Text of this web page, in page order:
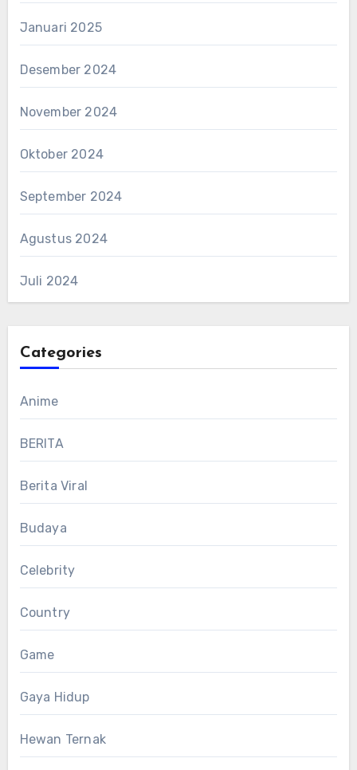
Januari 2025
Desember 2024
November 2024
Oktober 2024
September 2024
Agustus 2024
Juli 2024
Categories
Anime
BERITA
Berita Viral
Budaya
Celebrity
Country
Game
Gaya Hidup
Hewan Ternak